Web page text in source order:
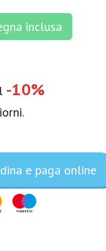
inclusa
-10%
e paga online